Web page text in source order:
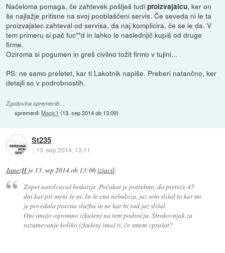
Načeloma pomaga, če zahtevek pošlješ tudiproizvajalcu, ker on
še najlažje pritisne na svoj pooblaščeni servis. Če seveda ni le ta
proizvajalec zahteval od servisa, da naj komplicira, če se le da. V
tem primeru si pač fuc**d in lahko le naslednjič kupiš od druge
firme.
Oziroma si pogumen in greš civilno tožit firmo v tujini...
PS: ne samo preletet, kar ti Lakotnik napiše. Preberi natančno, ker
detajli so v podrobnostih.
Zgodovina sprememb…
spremenil:Magic1 (13. sep 2014 ob 13:09)
St235
:: 13. sep 2014, 13:11
JanezH je 13. sep 2014 ob 13:06izjavil:
Zopet natolcavaš bedarije. Počakat je potrebno, da preteče 45
dni kar pri meni še ni. In še ena nebuloza, jaz sem slišal to kar mi
je povedala pravna služba in ne kar bi rad jaz slišal.
Oni imajo ogromno izkušenj na tem področju. Strokovnjak za
razumevanje koliko izkušenj imaš ti, če smem vprašat?